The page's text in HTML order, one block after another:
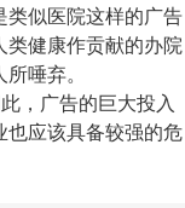
似医院这样的广告
健康作贡献的办院
唾弃。
，广告的巨大投入
应该具备较强的危